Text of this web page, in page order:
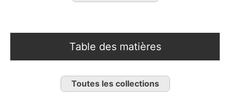
Table des matières
Toutes les collections